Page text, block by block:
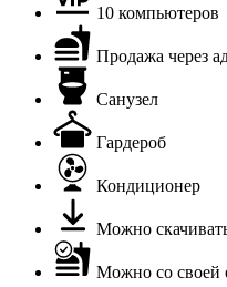
10 компьютеров
Продажа через
Санузел
Гардероб
Кондиционер
Можно
Можно со своей